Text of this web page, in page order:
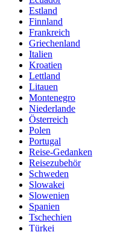
Estland
Finnland
Frankreich
Griechenland
Italien
Kroatien
Lettland
Litauen
Montenegro
Niederlande
Österreich
Polen
Portugal
Reise-Gedanken
Reisezubehör
Schweden
Slowakei
Slowenien
Spanien
Tschechien
Türkei